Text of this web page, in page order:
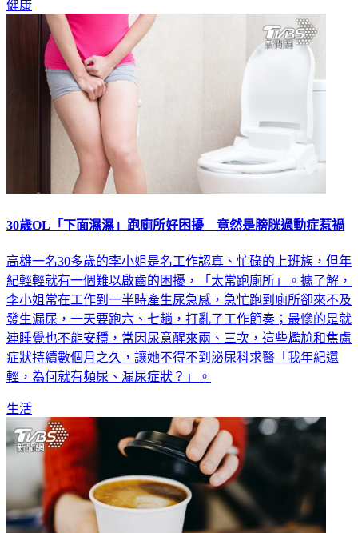
健康
30歲OL「下面濕濕」跑廁所好困擾 竟然是膀胱過動症惹禍
高雄一名30多歲的李小姐是名工作認真、忙碌的上班族，但年
紀輕輕就有一個難以啟齒的困擾，「太常跑廁所」。據了解，
李小姐常在工作到一半時產生尿急感，急忙跑到廁所卻來不及
發生漏尿，一天要跑六、七趟，打亂了工作節奏；最慘的是就
連睡覺也不能安穩，常因尿意醒來兩、三次，這些尷尬和焦慮
症狀持續數個月之久，讓她不得不到泌尿科求醫「我年紀還
輕，為何就有頻尿、漏尿症狀？」。
生活